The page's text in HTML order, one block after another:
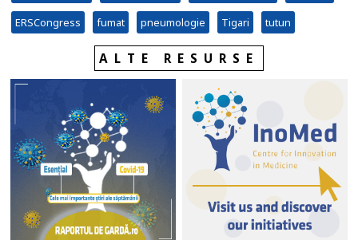
ERSCongress fumat pneumologie Tigari tutun
ALTE RESURSE